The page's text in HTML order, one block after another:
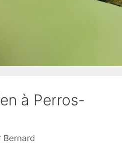
à Perros-
Bernard